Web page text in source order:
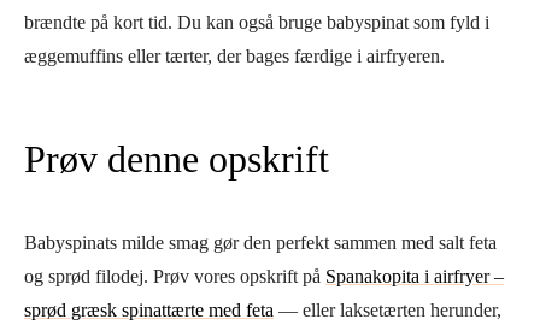
brændte på kort tid. Du kan også bruge babyspinat som fyld i
æggemuffins eller tærter, der bages færdige i airfryeren.
Prøv denne opskrift
Babyspinats milde smag gør den perfekt sammen med salt feta
og sprød filodej. Prøv vores opskrift på Spanakopita i airfryer –
sprød græsk spinattærte med feta — eller laksetærten herunder,